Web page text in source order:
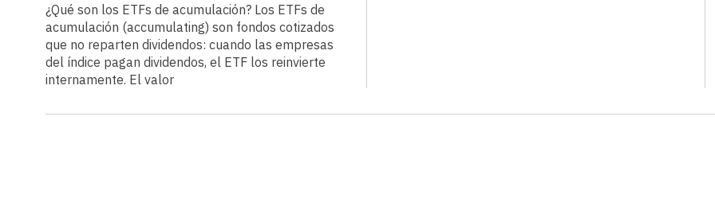
¿Qué son los ETFs de acumulación? Los ETFs de
acumulación (accumulating) son fondos cotizados
que no reparten dividendos: cuando las empresas
del índice pagan dividendos, el ETF los reinvierte
internamente. El valor